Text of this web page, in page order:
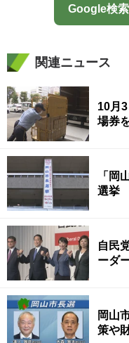
Google検
関連ニュース
10月
場券
「岡
選挙
自民
ーダ
岡山
策や